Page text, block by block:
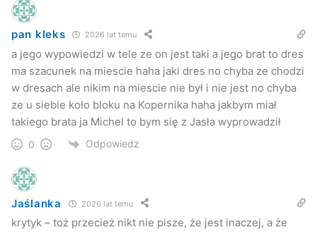
powiat jasło
pan kleks 2026 lat temu
a jego wypowiedzi w tele ze on jest taki a jego brat to dres
ma szacunek na miescie haha jaki dres no chyba ze chodzi
w dresach ale nikim na miescie nie był i nie jest no chyba
ze u siebie koło bloku na Kopernika haha jakbym miał
takiego brata ja Michel to bym się z Jasła wyprowadził
0 Odpowiedz
Jaślanka 2026 lat temu
krytyk – toż przecież nikt nie pisze, że jest inaczej, a że